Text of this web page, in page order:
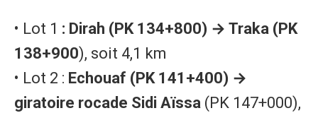
• Lot 1 : Dirah (PK 134+800) → Traka (PK
138+900), soit 4,1 km
• Lot 2 : Echouaf (PK 141+400) →
giratoire rocade Sidi Aïssa (PK 147+000),